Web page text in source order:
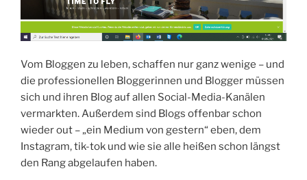
Vom Bloggen zu leben, schaffen nur ganz wenige – und
die professionellen Bloggerinnen und Blogger müssen
sich und ihren Blog auf allen Social-Media-Kanälen
vermarkten. Außerdem sind Blogs offenbar schon
wieder out – „ein Medium von gestern“ eben, dem
Instagram, tik-tok und wie sie alle heißen schon längst
den Rang abgelaufen haben.